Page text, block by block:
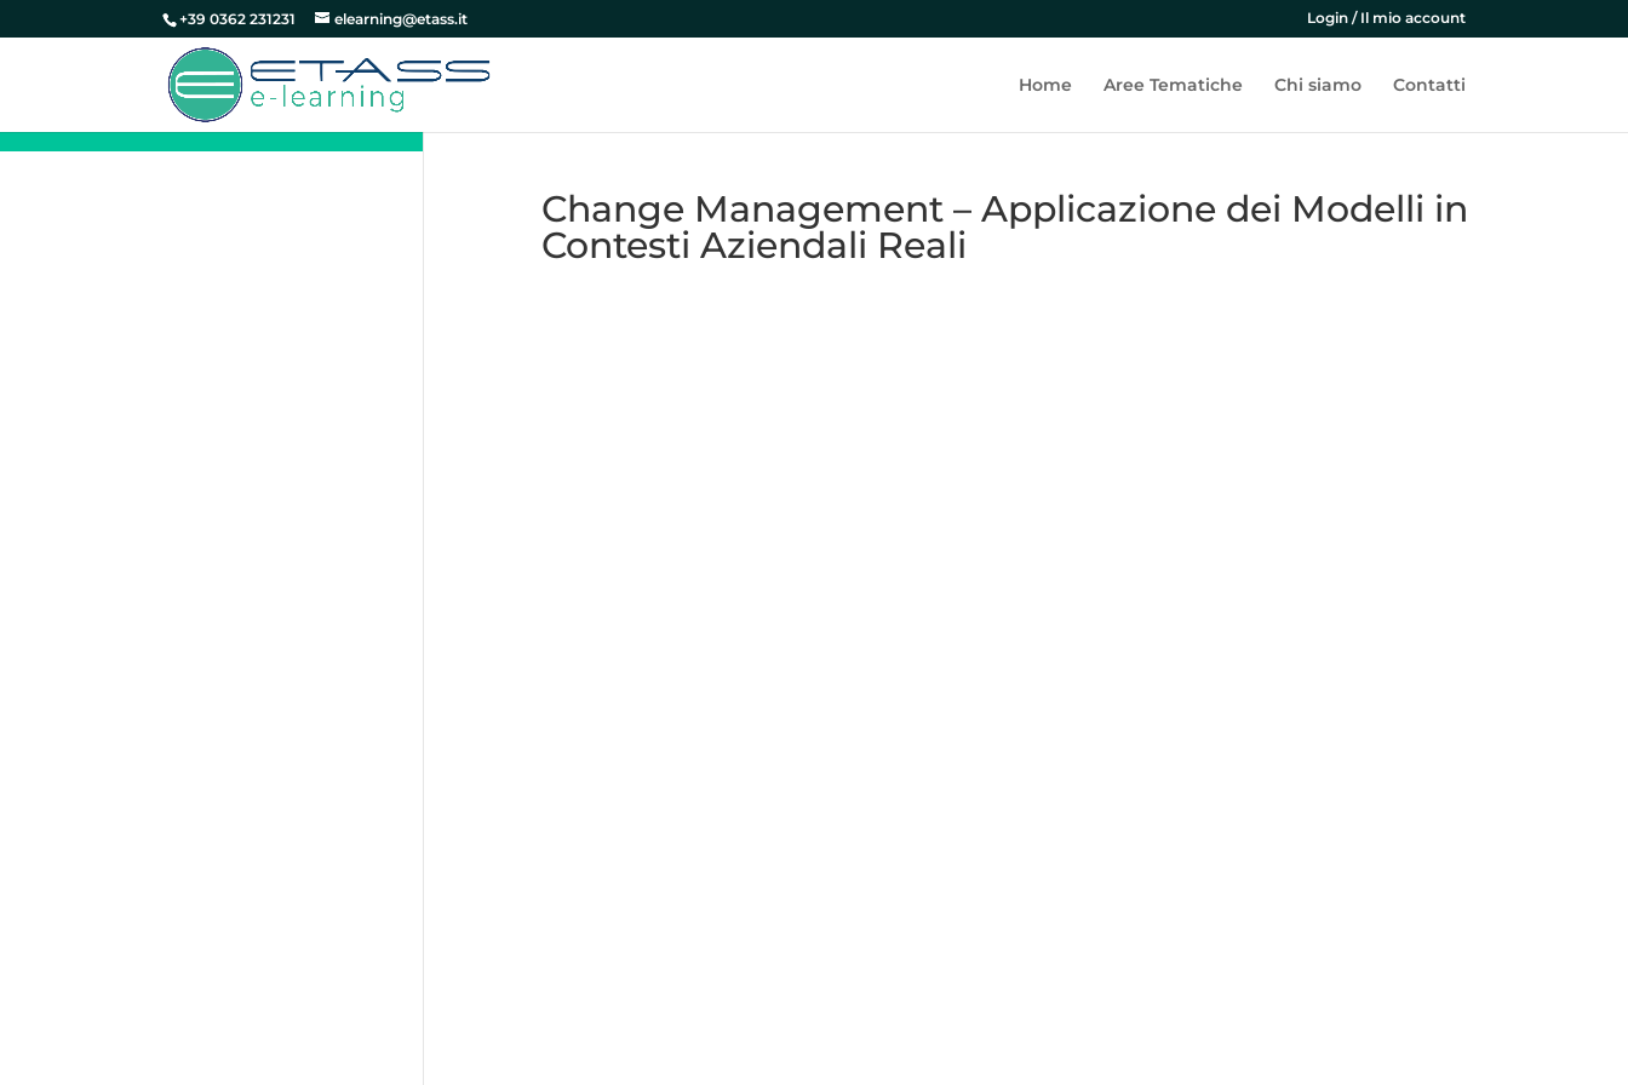
+39 0362 231231 elearning@etass.it Login / Il mio account
Home Aree Tematiche Chi siamo Contatti
Change Management – Applicazione dei Modelli in
Contesti Aziendali Reali